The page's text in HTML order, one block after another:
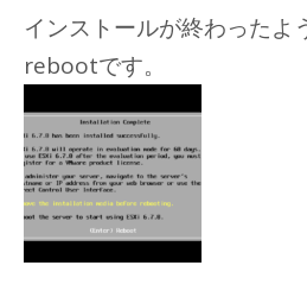
インストールが終わった
rebootです。